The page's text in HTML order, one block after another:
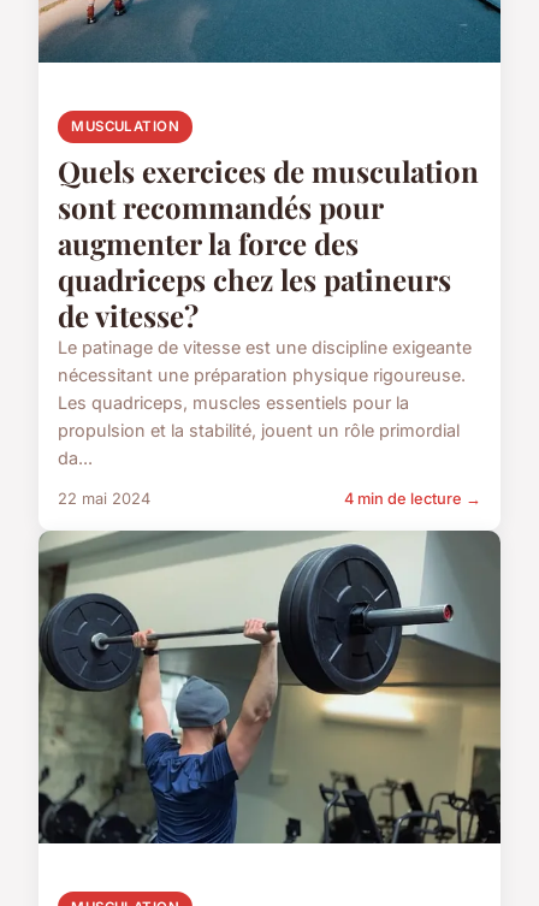
MUSCULATION
Quels exercices de musculation
sont recommandés pour
augmenter la force des
quadriceps chez les patineurs
de vitesse?
Le patinage de vitesse est une discipline exigeante
nécessitant une préparation physique rigoureuse.
Les quadriceps, muscles essentiels pour la
propulsion et la stabilité, jouent un rôle primordial
da...
22 mai 2024 4 min de lecture →